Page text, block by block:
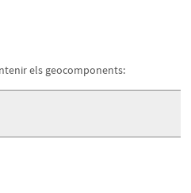
els geocomponents: